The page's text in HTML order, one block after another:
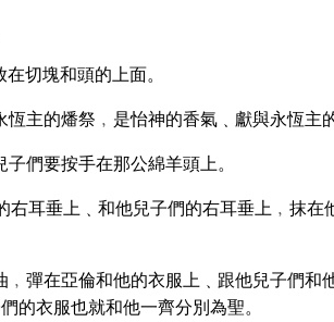
切塊和頭的上面。
主的燔祭﹐是怡神的香氣﹑獻與永恆主的
們要按手在那公綿羊頭上。
耳垂上﹑和他兒子們的右耳垂上﹐抹
彈在亞倫和他的衣服上﹑跟他兒子們和
的衣服也就和他一齊分別為聖。